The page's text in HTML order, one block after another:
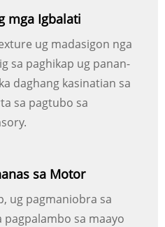
mga Igbalati
ug madasigon nga
sa paghikap ug panan-
daghang kasinatian sa
sa pagtubo sa
sa Motor
ug pagmaniobra sa
sa maayo